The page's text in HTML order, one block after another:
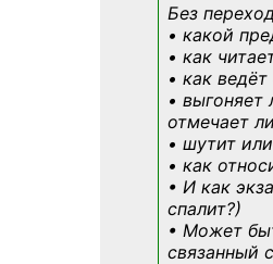
Без
• какой
• как
• как
• выгоняет
отмечает
• шутит
• как
• И как
спалит?)
• Может
связанный